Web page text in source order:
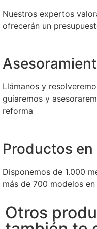
Nuestros expertos
ofrecerán un
Llámanos y
guiaremos y
reforma
Productos
Disponemos de 1.000
más de 700 modelos
Otros